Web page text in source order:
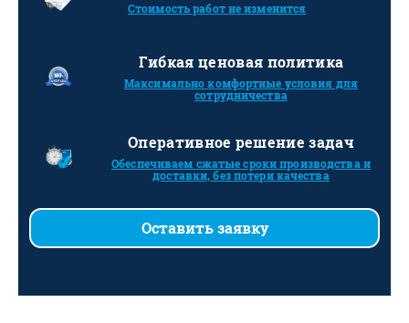
Стоимость работ не изменится
Гибкая ценовая политика
Максимально комфортные условия для
сотрудничества
Оперативное решение задач
Обеспечиваем сжатые сроки производства и
доставки, без потери качества
Оставить заявку